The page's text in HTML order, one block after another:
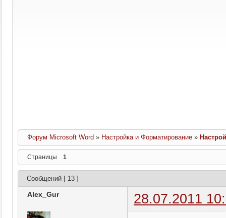
Форум Microsoft Word » Настройка и Форматирование »
Страницы 1
Сообщений [ 13 ]
Alex_Gur 28.07.2011